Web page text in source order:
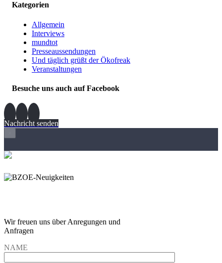
Kategorien
Allgemein
Interviews
mundtot
Presseaussendungen
Und täglich grüßt der Ökofreak
Veranstaltungen
Besuche uns auch auf Facebook
Nachricht senden
Wir freuen uns über Anregungen und
Anfragen
NAME